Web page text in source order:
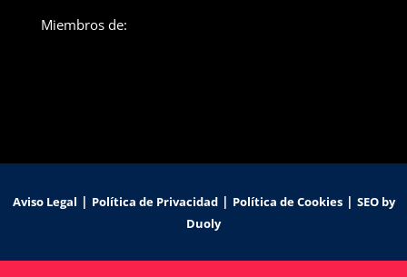
Miembros de:
Aviso Legal | Política de Privacidad| Política de Cookies| SEO by
Duoly